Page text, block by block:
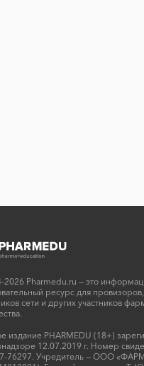
2026 Pharmedu.ru — это
ресурс для
сети и других участников
издание PHARMEDU (18+)
12.07.2019 г. Номер
76297. Учредитель — ООО